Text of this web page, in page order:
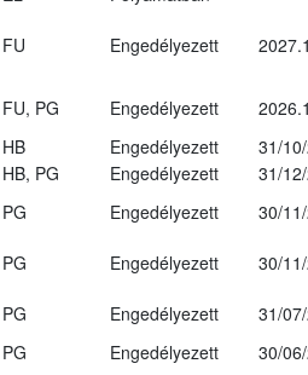
FU Engedélyezett
FU, PG Engedélyezett
HB Engedélyezett
31/
HB, PG Engedélyezett
31/
PG Engedélyezett
30/
PG Engedélyezett
30/
PG Engedélyezett
31/
PG Engedélyezett
30/